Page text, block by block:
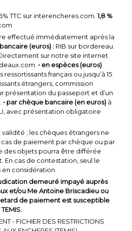
TTC sur interencheres.com.1,8 %
effectué immédiatement après la
(euros) : RIB sur bordereau.
sur notre site internet
• en espèces (euros)
ressortissants français ou jusqu’à 15
étrangers, commission
présentation du passeport et d’un
• par chèque bancaire (en euros) à
avec présentation obligatoire
; les chèques étrangers ne
cas de paiement par chèque ou par
des objets pourra être différée
En cas de contestation, seul le
considération.
demeuré impayé auprès
et/ou Me Antoine Briscadieu ou
de paiement est susceptible
- FICHIER DES RESTRICTIONS